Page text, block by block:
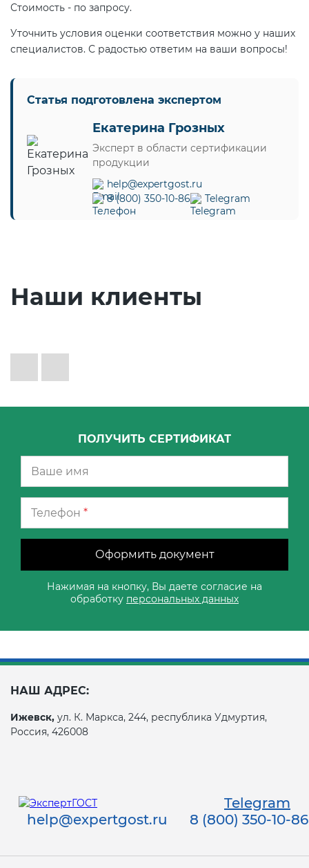
Стоимость - по запросу.
Уточнить условия оценки соответствия можно у наших
специалистов. С радостью ответим на ваши вопросы!
Статья подготовлена экспертом
Екатерина Грозных
Эксперт в области сертификации
продукции
help@expertgost.ru
8 (800) 350-10-86
Telegram
Наши клиенты
ПОЛУЧИТЬ СЕРТИФИКАТ
Телефон *
Оформить документ
Нажимая на кнопку, Вы даете согласие на
обработку персональных данных
НАШ АДРЕС:
Ижевск, ул. К. Маркса, 244, республика Удмуртия,
Россия, 426008
Telegram
help@expertgost.ru
8 (800) 350-10-86